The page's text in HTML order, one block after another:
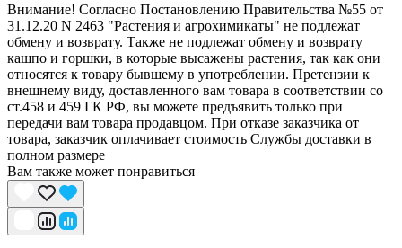
Внимание! Согласно Постановлению Правительства №55 от
31.12.20 N 2463 "Растения и агрохимикаты" не подлежат
обмену и возврату. Также не подлежат обмену и возврату
кашпо и горшки, в которые высажены растения, так как они
относятся к товару бывшему в употреблении. Претензии к
внешнему виду, доставленного вам товара в соответствии со
ст.458 и 459 ГК РФ, вы можете предъявить только при
передачи вам товара продавцом. При отказе заказчика от
товара, заказчик оплачивает стоимость Службы доставки в
полном размере
Вам также может понравиться